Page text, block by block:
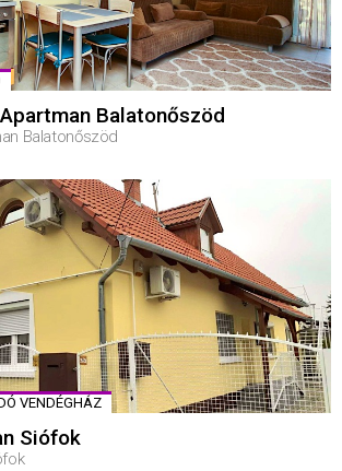
Balatonőszöd
Balatonőszöd
VENDÉGHÁZ
Siófok